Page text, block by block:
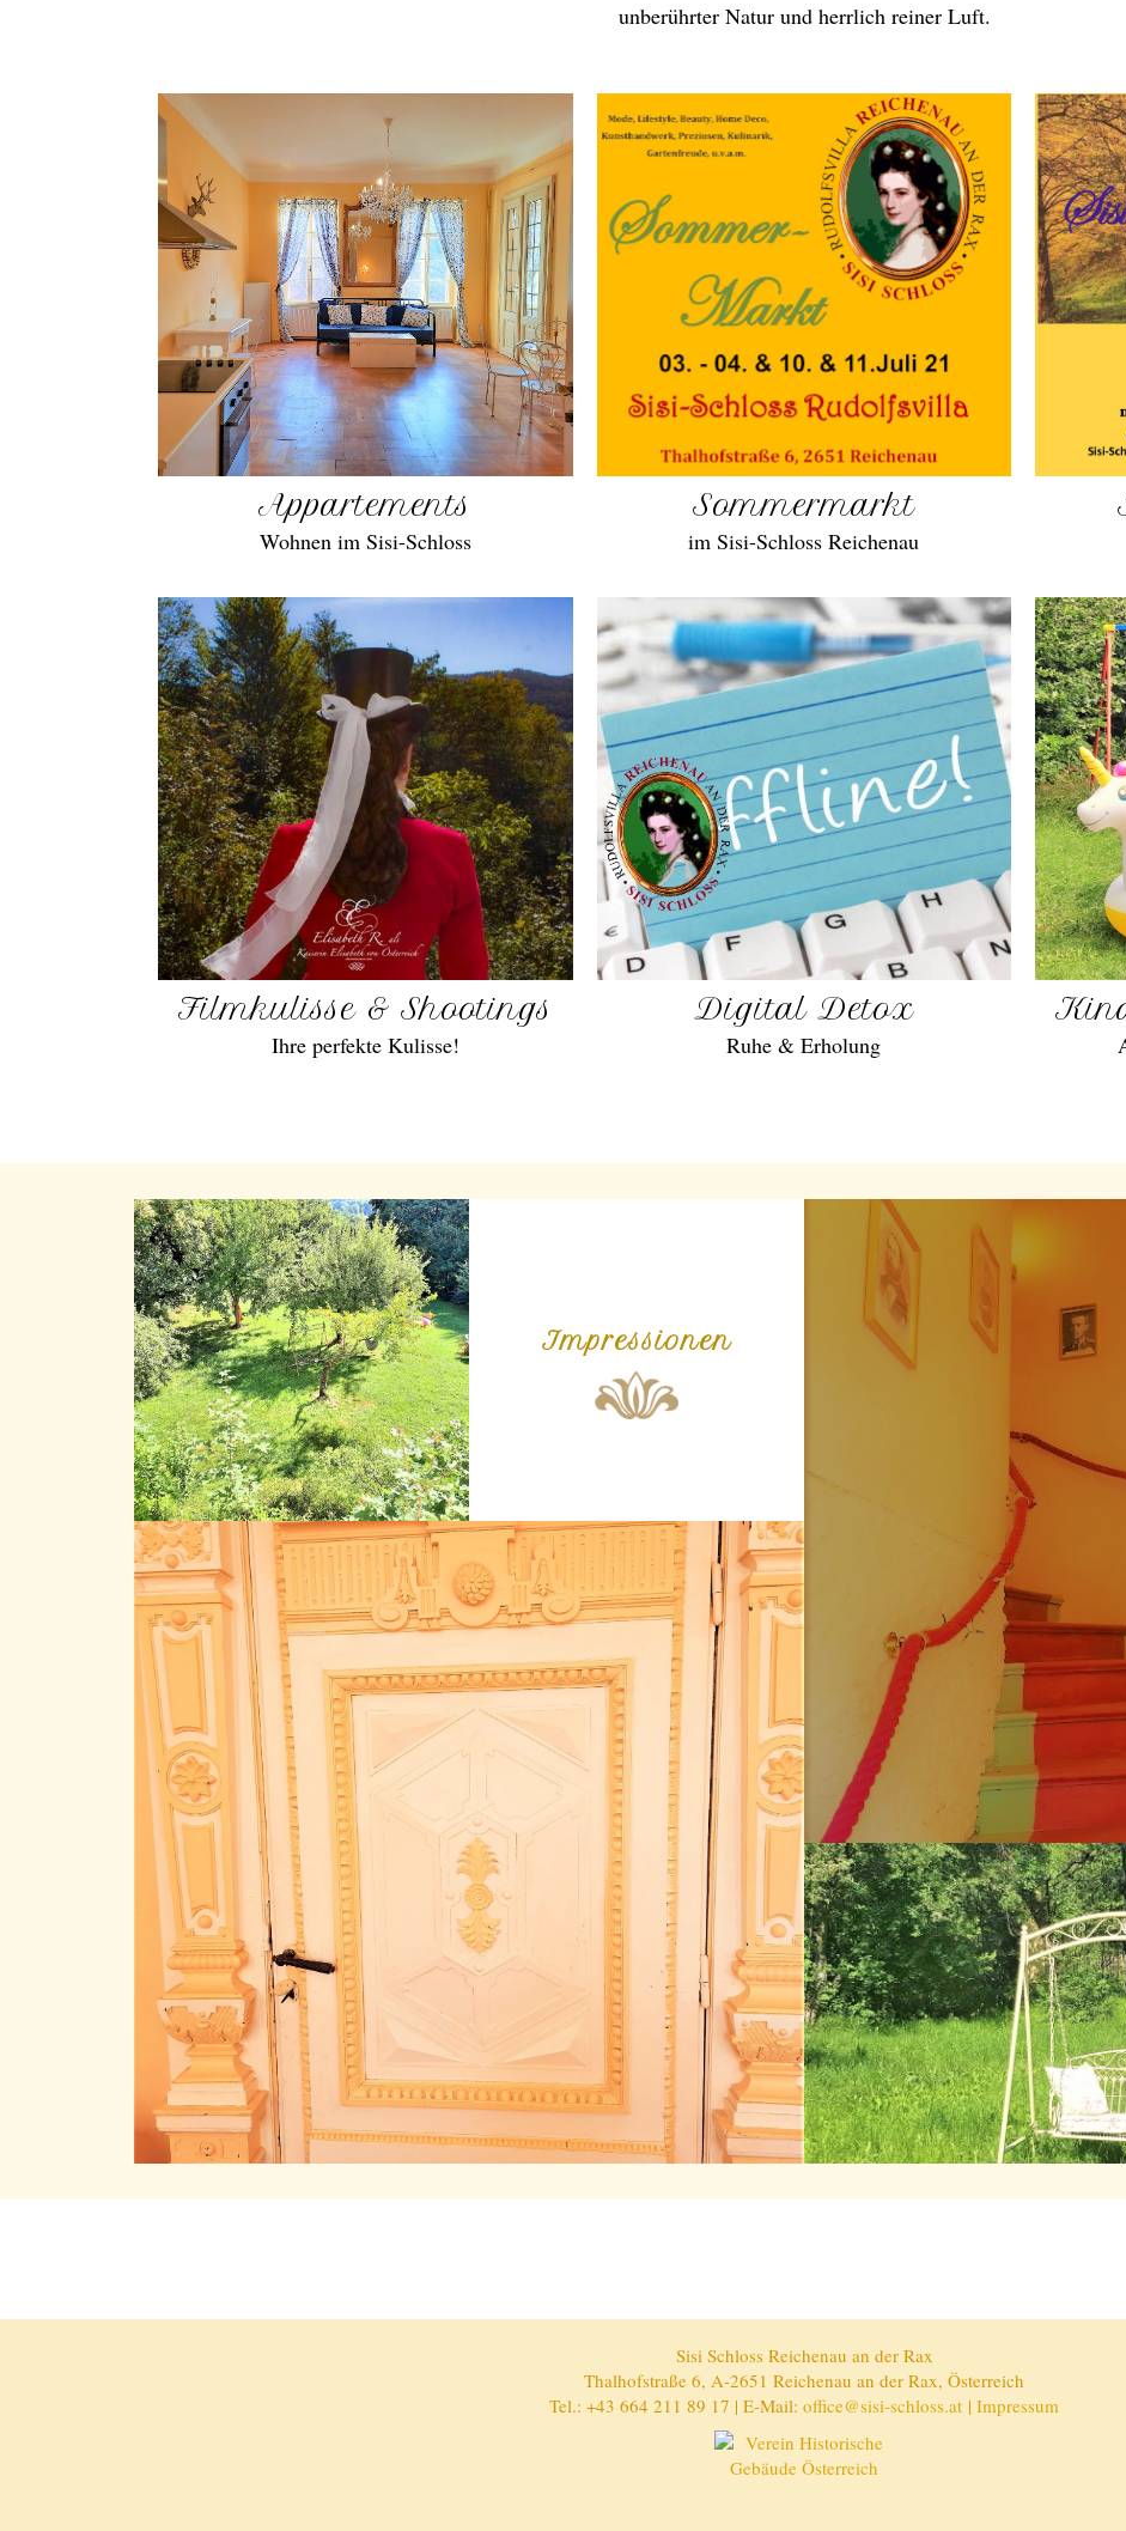
unberührter Natur und herrlich reiner Luft.
Appartements
Wohnen im Sisi-Schloss
Sommermarkt
im Sisi-Schloss Reichenau
Filmkulisse & Shootings
Ihre perfekte Kulisse!
Digital Detox
Ruhe & Erholung
Impressionen
Sisi Schloss Reichenau an der Rax
Thalhofstraße 6, A-2651 Reichenau an der Rax, Österreich
Tel.: +43 664 211 89 17 | E-Mail: office@sisi-schloss.at | Impressum